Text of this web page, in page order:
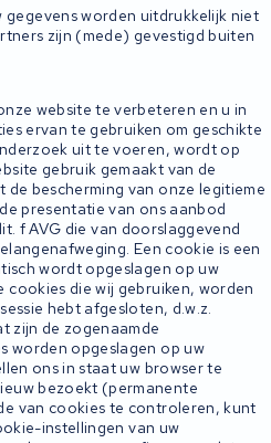
gegevens worden uitdrukkelijk niet
zijn (mede) gevestigd buiten
website te verbeteren en u in
ervan te gebruiken om geschikte
uit te voeren, wordt op
gebruik gemaakt van de
bescherming van onze legitieme
presentatie van ons aanbod
f AVG die van doorslaggevend
Een cookie is een
wordt opgeslagen op uw
cookies die wij gebruiken, worden
hebt afgesloten, d.w.z.
zijn de zogenaamde
worden opgeslagen op uw
ons in staat uw browser te
bezoekt (permanente
van cookies te controleren, kunt
instellingen van uw